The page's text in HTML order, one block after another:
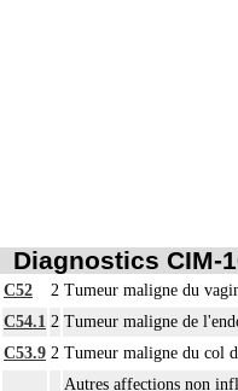
Diagnostics CIM-
C52 2 Tumeur maligne du
C54.1 2 Tumeur maligne de
C53.9 2 Tumeur maligne du col
Autres affections non